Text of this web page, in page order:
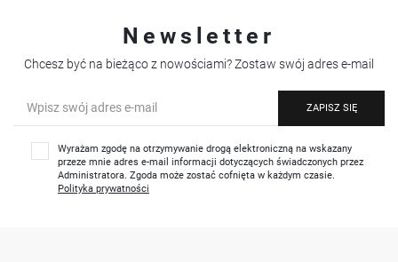
Newsletter
Chcesz być na bieżąco z nowościami? Zostaw swój adres e-mail
ZAPISZ SIĘ
Wyrażam zgodę na otrzymywanie drogą elektroniczną na wskazany
przeze mnie adres e-mail informacji dotyczących świadczonych przez
Administratora. Zgoda może zostać cofnięta w każdym czasie.
Polityka prywatności